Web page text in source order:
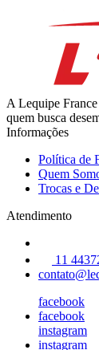
A Lequipe France
quem busca
Informações
Política de
Quem
Trocas e
Atendimento
11
facebook
facebook
instagram
instagram